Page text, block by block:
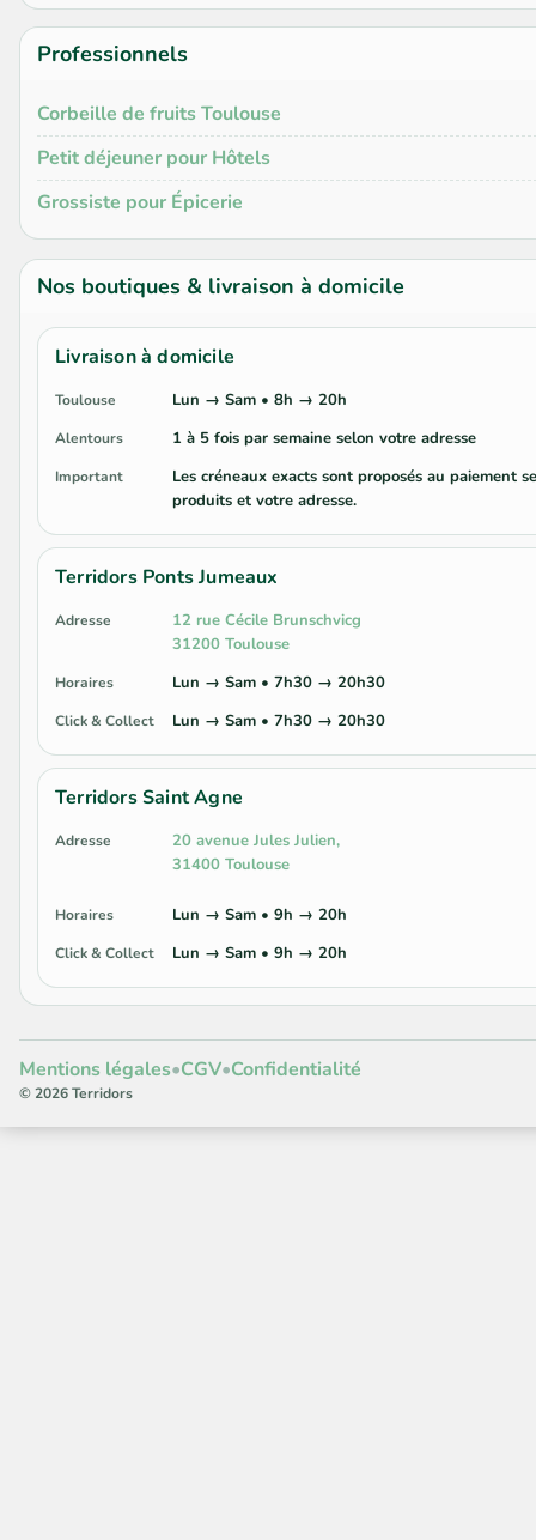
Professionnels
Corbeille de fruits Toulouse
Petit déjeuner pour Hôtels
Grossiste pour Épicerie
Nos boutiques & livraison à domicile
Livraison à domicile
Toulouse Lun → Sam • 8h → 20h
Alentours 1 à 5 fois par semaine selon votre adresse
Important
Les créneaux exacts sont proposés au paiement
produits et votre adresse.
Terridors Ponts Jumeaux
Adresse
12 rue Cécile Brunschvicg
31200 Toulouse
Horaires Lun → Sam • 7h30 → 20h30
Click & Collect Lun → Sam • 7h30 → 20h30
Terridors Saint Agne
Adresse
20 avenue Jules Julien,
31400 Toulouse
Horaires Lun → Sam • 9h → 20h
Click & Collect Lun → Sam • 9h → 20h
Mentions légales•CGV•Confidentialité
© 2026 Terridors